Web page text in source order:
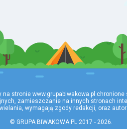
stronie www.grupabiwakowa.pl
zamieszczanie na innych stronach
wymagają zgody redakcji, oraz
© GRUPA BIWAKOWA PL 2017 - 2026.